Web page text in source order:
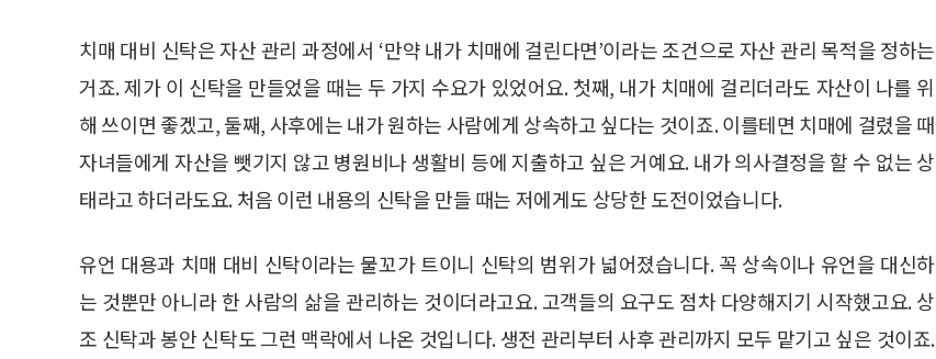
치매 대비 신탁은 자산 관리 과정에서 ‘만약 내가 치매에 걸린다면’이라는 조건으로 자산 관리 목적을 정하는
거죠. 제가 이 신탁을 만들었을 때는 두 가지 수요가 있었어요. 첫째, 내가 치매에 걸리더라도 자산이 나를 위
해 쓰이면 좋겠고, 둘째, 사후에는 내가 원하는 사람에게 상속하고 싶다는 것이죠. 이를테면 치매에 걸렸을 때
자녀들에게 자산을 뺏기지 않고 병원비나 생활비 등에 지출하고 싶은 거예요. 내가 의사결정을 할 수 없는 상
태라고 하더라도요. 처음 이런 내용의 신탁을 만들 때는 저에게도 상당한 도전이었습니다.
유언 대용과 치매 대비 신탁이라는 물꼬가 트이니 신탁의 범위가 넓어졌습니다. 꼭 상속이나 유언을 대신하
는 것뿐만 아니라 한 사람의 삶을 관리하는 것이더라고요. 고객들의 요구도 점차 다양해지기 시작했고요. 상
조 신탁과 봉안 신탁도 그런 맥락에서 나온 것입니다. 생전 관리부터 사후 관리까지 모두 맡기고 싶은 것이죠.